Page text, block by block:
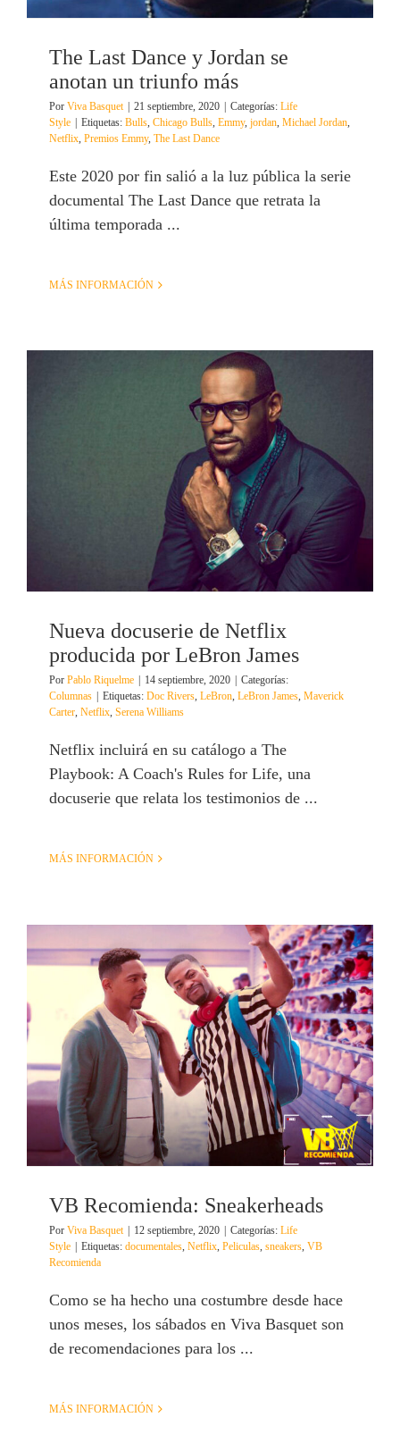
The Last Dance y Jordan se
anotan un triunfo más
Por Viva Basquet | 21 septiembre, 2020 | Categorías: Life
Style | Etiquetas: Bulls Chicago Bulls Emmy, jordan Michael Jordan
Netflix Premios Emmy, The Last Dance
Este 2020 por fin salió a la luz pública la serie
documental The Last Dance que retrata la
última temporada ...
MÁS INFORMACIÓN
Nueva docuserie de Netflix
producida por LeBron James
Por Pablo Riquelme | 14 septiembre, 2020 | Categorías:
Columnas | Etiquetas: Doc Rivers LeBron LeBron James Maverick
Carter Netflix Serena Williams
Netflix incluirá en su catálogo a The
Playbook: A Coach's Rules for Life, una
docuserie que relata los testimonios de ...
MÁS INFORMACIÓN
VB Recomienda: Sneakerheads
Por Viva Basquet | 12 septiembre, 2020 | Categorías: Life
Style | Etiquetas: documentales Netflix Peliculas sneakers VB
Recomienda
Como se ha hecho una costumbre desde hace
unos meses, los sábados en Viva Basquet son
de recomendaciones para los ...
MÁS INFORMACIÓN